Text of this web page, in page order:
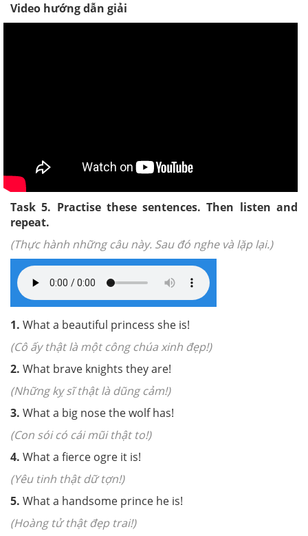
Video hướng dẫn giải
Task 5. Practise these sentences. Then listen and
repeat.
(Thực hành những câu này. Sauđó nghe và lặp lại.)
1. What a beautiful princess she is!
(Cô ấy thật là một công chúa xinh đẹp!)
2. What brave knights they are!
(Những kỵ sĩ thật là dũng cảm!)
3. What a big nose the wolf has!
(Con sói có cái mũi thật to!)
4. What a fierce ogre it is!
(Yêu tinh thật dữ tợn!)
5. What a handsome prince he is!
(Hoàng tử thật đẹp trai!)